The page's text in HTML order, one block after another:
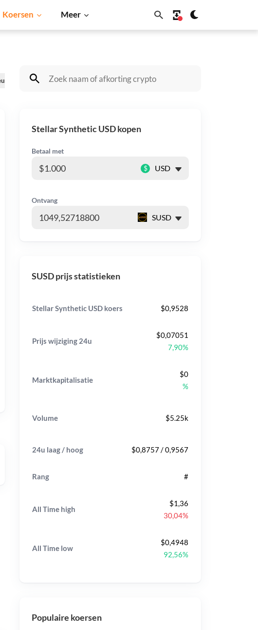
Koersen Meer
Cardano Shiba Inu Dogecoin Solana
Stellar Synthetic USD kopen
Betaal met
$
Ontvang
SUSD prijs statistieken
Stellar Synthetic USD koers $0,9528
Prijs wijziging 24u
$0,07051
7,90%
Marktkapitalisatie
$0
%
Volume $5.25k
24u laag / hoog $0,8757 / 0,9567
Rang #
All Time high
$1,36
30,04%
All Time low
$0,4948
92,56%
Populaire koersen